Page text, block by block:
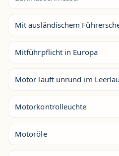
Mit ausländischem
Mitführpflicht in Europa
Motor läuft unrund im
Motorkontrolleuchte
Motoröle